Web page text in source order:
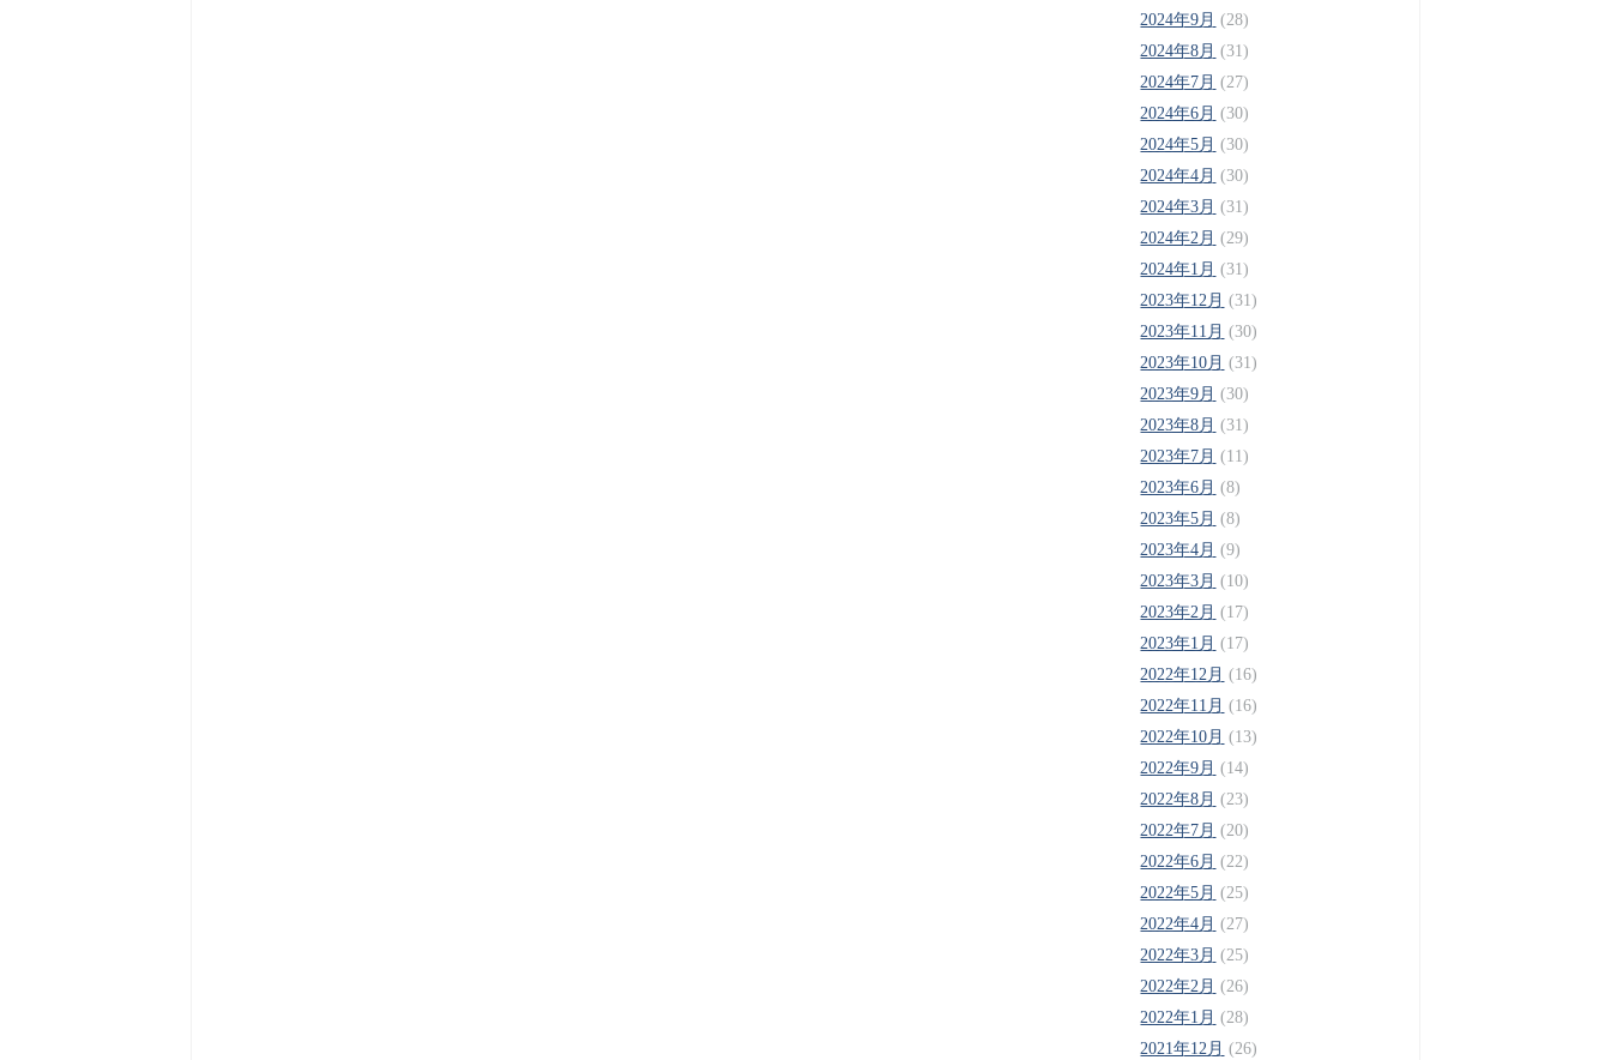
2024年9月 (28)
2024年8月 (31)
2024年7月 (27)
2024年6月 (30)
2024年5月 (30)
2024年4月 (30)
2024年3月 (31)
2024年2月 (29)
2024年1月 (31)
2023年12月 (31)
2023年11月 (30)
2023年10月 (31)
2023年9月 (30)
2023年8月 (31)
2023年7月 (11)
2023年6月 (8)
2023年5月 (8)
2023年4月 (9)
2023年3月 (10)
2023年2月 (17)
2023年1月 (17)
2022年12月 (16)
2022年11月 (16)
2022年10月 (13)
2022年9月 (14)
2022年8月 (23)
2022年7月 (20)
2022年6月 (22)
2022年5月 (25)
2022年4月 (27)
2022年3月 (25)
2022年2月 (26)
2022年1月 (28)
2021年12月 (26)